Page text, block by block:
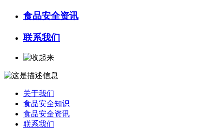
食品安全资讯
联系我们
关于我们
食品安全知识
食品安全资讯
联系我们